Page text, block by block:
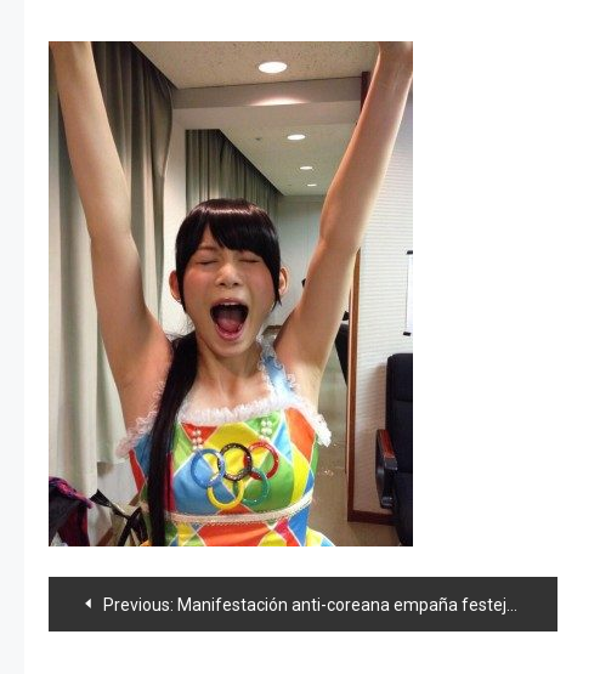
Navegación
Previous: Manifestación anti-coreana empaña festejos de Tokyo 2020